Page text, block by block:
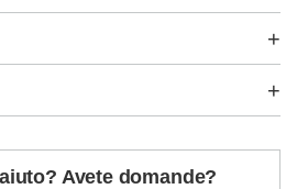
Avete domande?